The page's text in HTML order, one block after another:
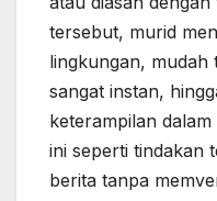
tersebut, murid
lingkungan,
sangat instan,
keterampilan
ini seperti tindakan
berita tanpa